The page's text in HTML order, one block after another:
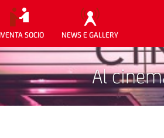
SOCIO NEWS E GALLERY
Al